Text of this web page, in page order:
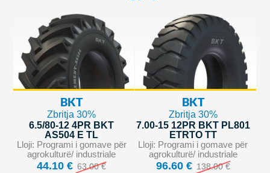
BKT
Zbritja 30%
6.5/80-12 4PR BKT
AS504 E TL
Lloji: Programi i gomave për
agrokulturë/ industriale
44.10 € 63.00 €
BKT
Zbritja 30%
7.00-15 12PR BKT PL801
ETRTO TT
Lloji: Programi i gomave për
agrokulturë/ industriale
96.60 € 138.00 €